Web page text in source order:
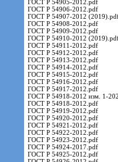
ГОСТ Р 54905-2012.pdf
ГОСТ Р 54906-2012.pdf
ГОСТ Р 54907-2012
ГОСТ Р 54908-2012.pdf
ГОСТ Р 54909-2012.pdf
ГОСТ Р 54910-2012
ГОСТ Р 54911-2012.pdf
ГОСТ Р 54912-2012.pdf
ГОСТ Р 54913-2012.pdf
ГОСТ Р 54914-2012.pdf
ГОСТ Р 54915-2012.pdf
ГОСТ Р 54916-2012.pdf
ГОСТ Р 54917-2012.pdf
ГОСТ Р 54918-2012 изм. 1-
ГОСТ Р 54918-2012.pdf
ГОСТ Р 54919-2012.pdf
ГОСТ Р 54920-2012.pdf
ГОСТ Р 54921-2012.pdf
ГОСТ Р 54922-2012.pdf
ГОСТ Р 54923-2012.pdf
ГОСТ Р 54924-2017.pdf
ГОСТ Р 54925-2012.pdf